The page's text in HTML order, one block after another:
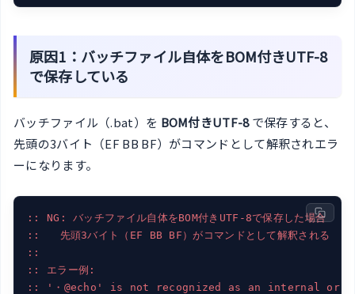
原因1：バッチファイル自体をBOM付きUTF-8
で保存している
バッチファイル（.bat）を BOM付きUTF-8で保存すると、
先頭の3バイト（EF BB BF）がコマンドとして解釈されエラ
ーになります。
:: NG: バッチファイル自体をBOM付きUTF-8で保存した場合
::   先頭3バイト（EF BB BF）がコマンドとして解釈される
::
:: エラー例:
:: '・@echo' is not recognized as an internal or